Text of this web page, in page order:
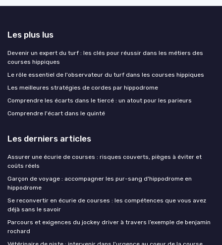
Les plus lus
Devenir un expert du turf : les clés pour réussir dans les métiers des
courses hippiques
Le rôle essentiel de l'observateur du turf dans les courses hippiques
Les meilleures stratégies de cordes par hippodrome
Comprendre les écarts dans le tiercé : un atout pour les parieurs
Comprendre l'écart dans le quinté
Les derniers articles
Assurer une écurie de courses : risques couverts, pièges à éviter et
coûts réels
Garçon de voyage : accompagner les pur-sang d'hippodrome en
hippodrome
Se reconvertir en écurie de courses : les compétences que vous avez
déjà sans le savoir
Parcours et exigences du jockey driver à travers l’exemple de benjamin
rochard